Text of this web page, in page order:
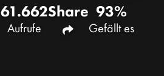
61.662
Aufrufe
Share 93%
Gefällt es